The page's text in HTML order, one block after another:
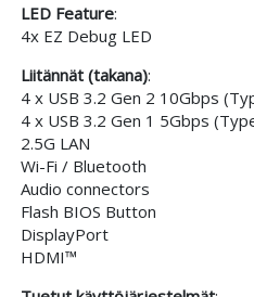
LED Feature:
4x EZ Debug LED
Liitännät (takana):
4 x USB 3.2 Gen 2 10Gbps
4 x USB 3.2 Gen 1 5Gbps
2.5G LAN
Wi-Fi / Bluetooth
Audio connectors
Flash BIOS Button
DisplayPort
HDMI™